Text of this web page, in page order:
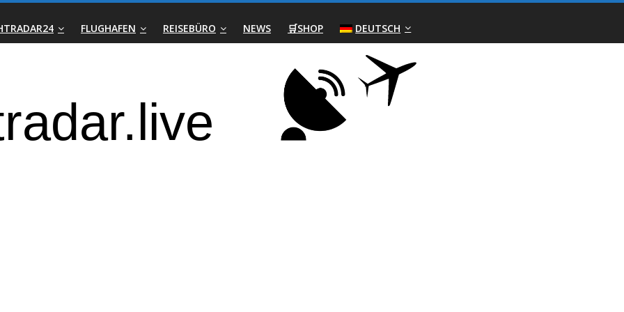
FLUGHAFEN REISEBÜRO NEWS 🛒SHOP DEUTSCH